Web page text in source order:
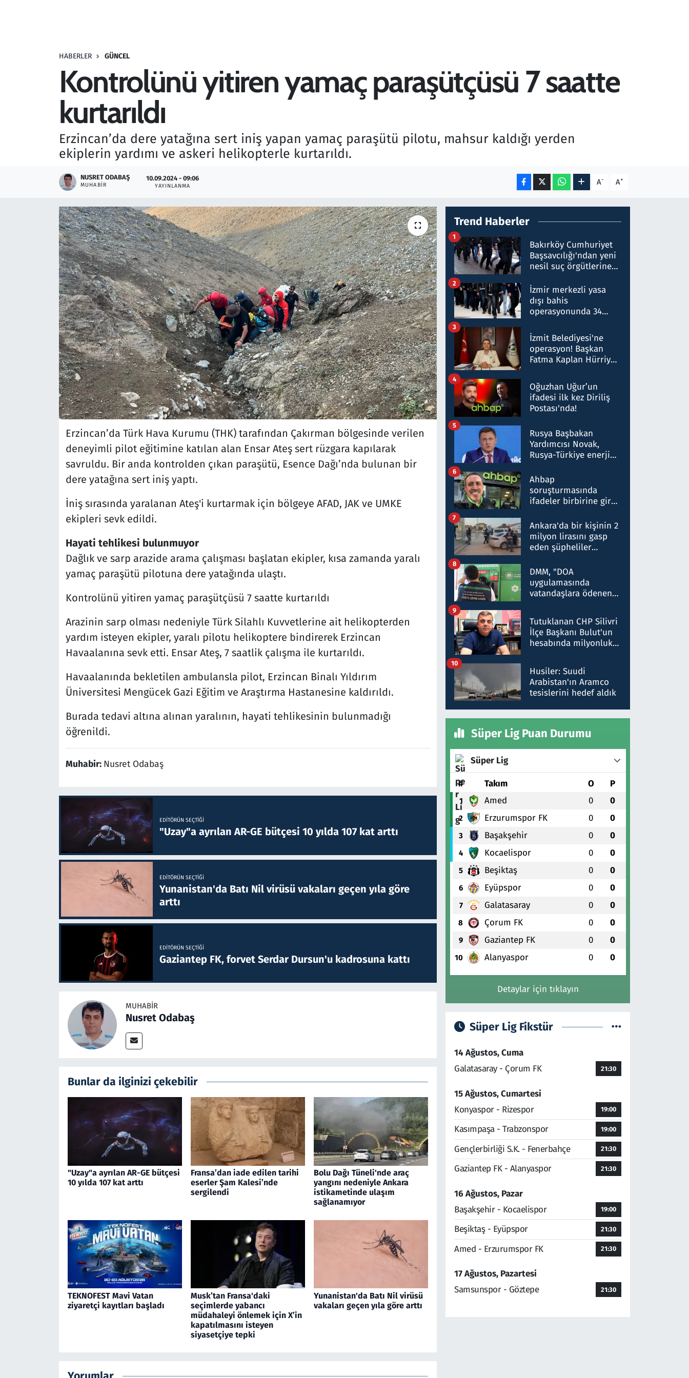
HABERLER GÜNCEL
Kontrolünü yitiren yamaç paraşütçüsü 7 saatte
kurtarıldı
Erzincan’da dere yatağına sert iniş yapan yamaç paraşütü pilotu, mahsur kaldığı yerden
ekiplerin yardımı ve askeri helikopterle kurtarıldı.
NUSRET ODABAŞ
MUHABIR
10.09.2024 - 09:06
YAYINLANMA A- A+
Erzincan’da Türk Hava Kurumu (THK) tarafından Çakırman bölgesinde verilen
deneyimli pilot eğitimine katılan alan Ensar Ateş sert rüzgara kapılarak
savruldu. Bir anda kontrolden çıkan paraşütü, Esence Dağı’nda bulunan bir
dere yatağına sert iniş yaptı.
İniş sırasında yaralanan Ateş'i kurtarmak için bölgeye AFAD, JAK ve UMKE
ekipleri sevk edildi.
Hayati tehlikesi bulunmuyor
Dağlık ve sarp arazide arama çalışması başlatan ekipler, kısa zamanda yaralı
yamaç paraşütü pilotuna dere yatağında ulaştı.
Kontrolünü yitiren yamaç paraşütçüsü 7 saatte kurtarıldı
Arazinin sarp olması nedeniyle Türk Silahlı Kuvvetlerine ait helikopterden
yardım isteyen ekipler, yaralı pilotu helikoptere bindirerek Erzincan
Havaalanına sevk etti. Ensar Ateş, 7 saatlik çalışma ile kurtarıldı.
Havaalanında bekletilen ambulansla pilot, Erzincan Binalı Yıldırım
Üniversitesi Mengücek Gazi Eğitim ve Araştırma Hastanesine kaldırıldı.
Burada tedavi altına alınan yaralının, hayati tehlikesinin bulunmadığı
öğrenildi.
Muhabir: Nusret Odabaş
EDITÖRÜN SEÇTIĞI
"Uzay"a ayrılan AR-GE bütçesi 10 yılda 107 kat arttı
EDITÖRÜN SEÇTIĞI
Yunanistan'da Batı Nil virüsü vakaları geçen yıla göre
arttı
EDITÖRÜN SEÇTIĞI
Gaziantep FK, forvet Serdar Dursun'u kadrosuna kattı
MUHABIR
Nusret Odabaş
Bunlar da ilginizi çekebilir
"Uzay"a ayrılan AR-GE bütçesi
10 yılda 107 kat arttı
Fransa’dan iade edilen tarihi
eserler Şam Kalesi’nde
sergilendi
Bolu Dağı Tüneli'nde araç
yangını nedeniyle Ankara
istikametinde ulaşım
sağlanamıyor
TEKNOFEST Mavi Vatan
ziyaretçi kayıtları başladı
Musk’tan Fransa'daki
seçimlerde yabancı
müdahaleyi önlemek için X’in
kapatılmasını isteyen
siyasetçiye tepki
Yunanistan'da Batı Nil virüsü
vakaları geçen yıla göre arttı
Trend Haberler
Bakırköy Cumhuriyet
Başsavcılığı'ndan yeni
nesil suç örgütlerine
hakkında gözaltı kararı
1
İzmir merkezli yasa
dışı bahis
operasyonunda 34
Milyar liralık para
trafiği tespit edildi
2
İzmit Belediyesi'ne
operasyon! Başkan
Fatma Kaplan Hürriyet
3
Oğuzhan Uğur’un
ifadesi ilk kez Diriliş
Postası'nda!
4
Rusya Başbakan
Yardımcısı Novak,
Rusya-Türkiye enerji
nitelikte olduğunu
belirtti
5
Ahbap
soruşturmasında
ifadeler birbirine girdi:
ifadelerinden ortaya
çıkan tablo şok etti
6
Ankara'da bir kişinin 2
milyon lirasını gasp
eden şüpheliler
7
DMM, "DOA
uygulamasında
vatandaşlara ödenen
düşürüldüğü" iddiasını
yalanladı
8
Tutuklanan CHP Silivri
İlçe Başkanı Bulut'un
hesabında milyonluk
talimat verdi, ben
gönderdim
9
Husiler: Suudi
Arabistan'ın Aramco
tesislerini hedef aldık
10
Süper Lig Puan Durumu
Süper Lig
# Takım O P
1 Amed 0 0
2 Erzurumspor FK 0 0
3 Başakşehir 0 0
4 Kocaelispor 0 0
5 Beşiktaş 0 0
6 Eyüpspor 0 0
7 Galatasaray 0 0
8 Çorum FK 0 0
9 Gaziantep FK 0 0
10 Alanyaspor 0 0
Detaylar için tıklayın
Süper Lig Fikstür
14 Ağustos, Cuma
Galatasaray - Çorum FK
21:30
15 Ağustos, Cumartesi
Konyaspor - Rizespor
19:00
Kasımpaşa - Trabzonspor 19:00
Gençlerbirliği S.K. - Fenerbahçe 21:30
Gaziantep FK - Alanyaspor 21:30
16 Ağustos, Pazar
Başakşehir - Kocaelispor
19:00
Beşiktaş - Eyüpspor 21:30
Amed - Erzurumspor FK 21:30
17 Ağustos, Pazartesi
Samsunspor - Göztepe
21:30
Savunma Sanayi
Teknoloji ve Bilim
Televizyon